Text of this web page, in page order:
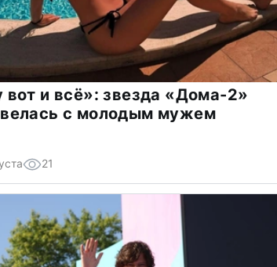
вот и всё»: звезда «Дома-2»
с молодым мужем
21